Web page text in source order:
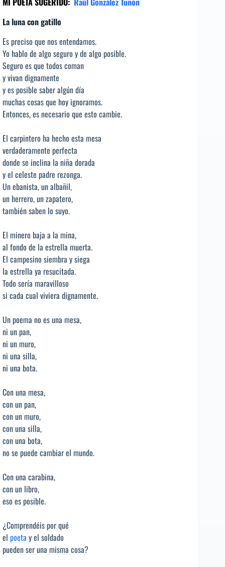
La luna con gatillo
Es preciso que nos entendamos.
Yo hablo de algo seguro y de algo posible.
Seguro es que todos coman
y vivan dignamente
y es posible saber algún día
muchas cosas que hoy ignoramos.
Entonces, es necesario que esto cambie.
El carpintero ha hecho esta mesa
verdaderamente perfecta
donde se inclina la niña dorada
y el celeste padre rezonga.
Un ebanista, un albañil,
un herrero, un zapatero,
también saben lo suyo.
El minero baja a la mina,
al fondo de la estrella muerta.
El campesino siembra y siega
la estrella ya resucitada.
Todo sería maravilloso
si cada cual viviera dignamente.
Un poema no es una mesa,
ni un pan,
ni un muro,
ni una silla,
ni una bota.
Con una mesa,
con un pan,
con un muro,
con una silla,
con una bota,
no se puede cambiar el mundo.
Con una carabina,
con un libro,
eso es posible.
¿Comprendéis por qué
el poeta y el soldado
pueden ser una misma cosa?